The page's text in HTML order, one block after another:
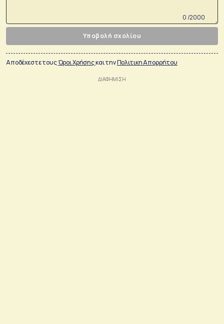
0 /2000
Υποβολή σχολίου
Αποδέχεστε τουςΌροι Χρήσηςκαι τηνΠολιτικη Απορρήτου